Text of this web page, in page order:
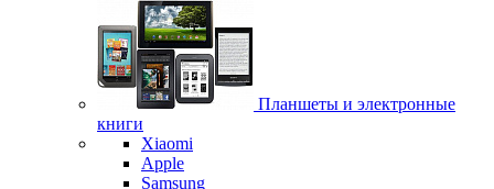
Планшеты и электронные
книги
Xiaomi
Apple
Samsung